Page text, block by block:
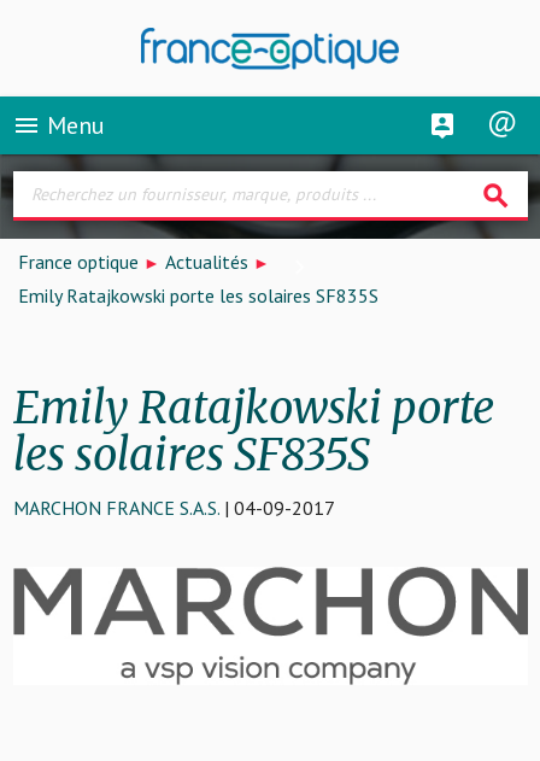
menu Menu
search
France optique
Actualités
Emily Ratajkowski porte les solaires SF835S
Emily Ratajkowski porte
les solaires SF835S
MARCHON FRANCE S.A.S.| 04-09-2017